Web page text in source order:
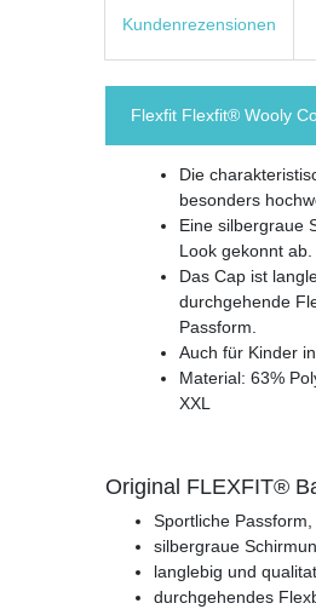
Kundenrezensionen
Flexfit Flexfit® Wooly
Die
besonders
Eine silbergraue
Look gekonnt ab.
Das Cap ist
durchgehende
Passform.
Auch für Kinder
Material: 63%
XXL
Original FLEXFIT®
Sportliche
silbergraue
langlebig und
durchgehendes